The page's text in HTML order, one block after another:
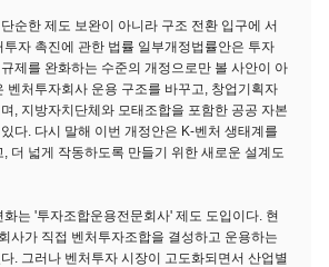
순한 제도 보완이 아니라 구조 전환 입구에 서
투자 촉진에 관한 법률 일부개정법률안은 투자
제를 완화하는 수준의 개정으로만 볼 사안이 아
벤처투자회사 운용 구조를 바꾸고, 창업기획자
, 지방자치단체와 모태조합을 포함한 공공 자본
다. 다시 말해 이번 개정안은 K-벤처 생태계를
더 넓게 작동하도록 만들기 위한 새로운 설계도
는 '투자조합운용전문회사' 제도 도입이다. 현
사가 직접 벤처투자조합을 결성하고 운용하는
. 그러나 벤처투자 시장이 고도화되면서 산업별